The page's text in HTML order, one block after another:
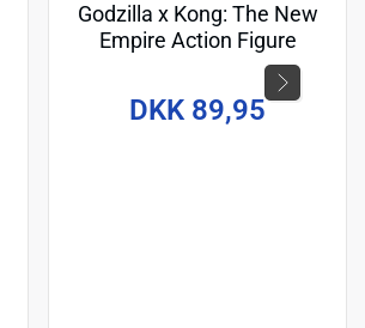
Godzilla x Kong: The New
Empire Action Figure
Godzilla (Energized) 15 cm
DKK 89,95